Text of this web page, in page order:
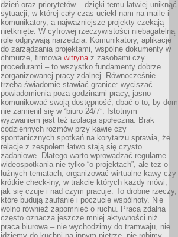
dzień oraz priorytetów – dzięki temu łatwiej uniknąć
sytuacji, w której cały czas uciekł nam na maile i
komunikatory, a najważniejsze projekty czekają
nietknięte. W cyfrowej rzeczywistości niebagatelną
rolę odgrywają narzędzia. Komunikatory, aplikacje
do zarządzania projektami, wspólne dokumenty w
chmurze, firmowa witrynaz zasobami czy
procedurami – to wszystko fundamenty dobrze
zorganizowanej pracy zdalnej. Równocześnie
trzeba świadomie stawiać granice: wyciszać
powiadomienia poza godzinami pracy, jasno
komunikować swoją dostępność, dbać o to, by dom
nie zamienił się w “biuro 24/7”. Istotnym
wyzwaniem jest też izolacja społeczna. Brak
codziennych rozmów przy kawie czy
spontanicznych spotkań na korytarzu sprawia, że
relacje z zespołem łatwo stają się czysto
zadaniowe. Dlatego warto wprowadzać regularne
wideospotkania nie tylko “o projektach”, ale też o
luźnych tematach, organizować wirtualne kawy czy
krótkie check-iny, w trakcie których każdy mówi,
jak się czuje i nad czym pracuje. To drobne rzeczy,
które budują zaufanie i poczucie wspólnoty. Nie
wolno również zapomnieć o ruchu. Praca zdalna
często oznacza jeszcze mniej aktywności niż
praca biurowa – nie wychodzimy do tramwaju, nie